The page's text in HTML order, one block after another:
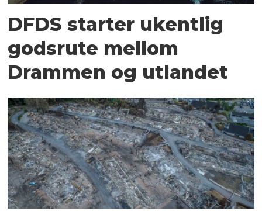
DFDS starter ukentlig
godsrute mellom
Drammen og utlandet